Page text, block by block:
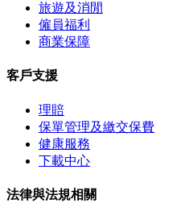
旅遊及消閒
僱員福利
商業保障
客戶支援
理賠
保單管理及繳交保費
健康服務
下載中心
法律與法規相關